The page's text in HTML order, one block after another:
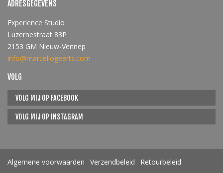
ADRESGEGEVENS
Experience Studio
Luzernestraat 83P
2153 GM Nieuw-Vennep
info@marcellogeerts.com
VOLG
VOLG MIJ OP FACEBOOK
VOLG MIJ OP INSTAGRAM
Algemene voorwaarden Verzendbeleid Retourbeleid